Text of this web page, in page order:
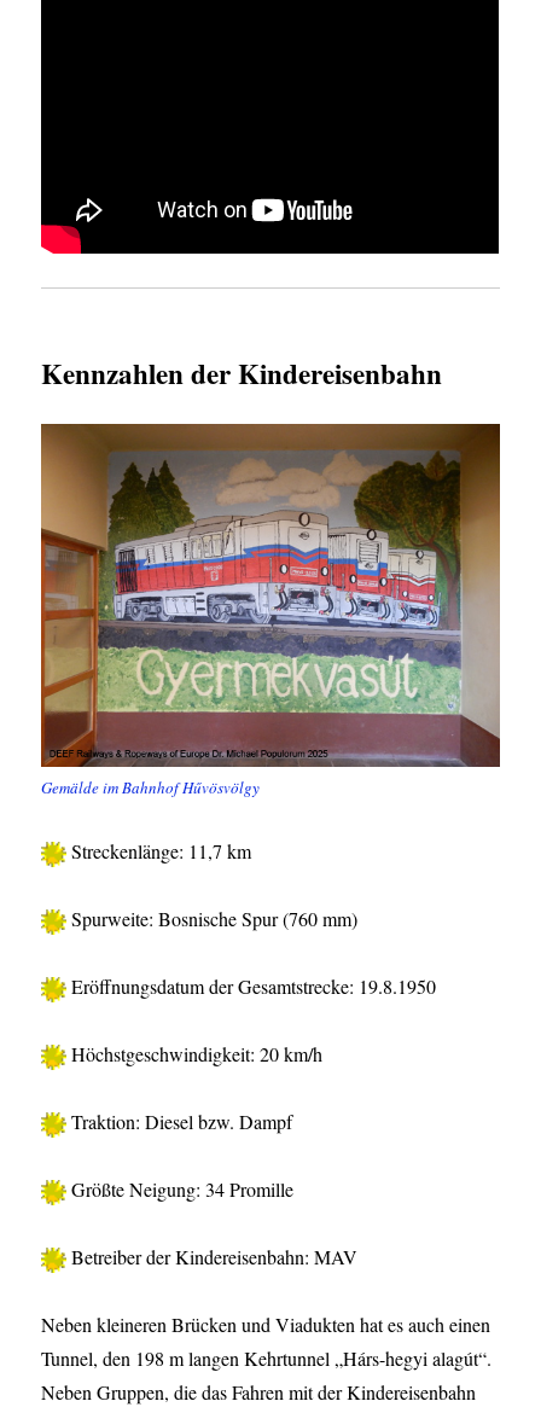
Kennzahlen der Kindereisenbahn
Gemälde im Bahnhof Hűvösvölgy
Streckenlänge: 11,7 km
Spurweite: Bosnische Spur (760 mm)
Eröffnungsdatum der Gesamtstrecke: 19.8.1950
Höchstgeschwindigkeit: 20 km/h
Traktion: Diesel bzw. Dampf
Größte Neigung: 34 Promille
Betreiber der Kindereisenbahn: MAV
Neben kleineren Brücken und Viadukten hat es auch einen
Tunnel, den 198 m langen Kehrtunnel „Hárs-hegyi alagút“.
Neben Gruppen, die das Fahren mit der Kindereisenbahn